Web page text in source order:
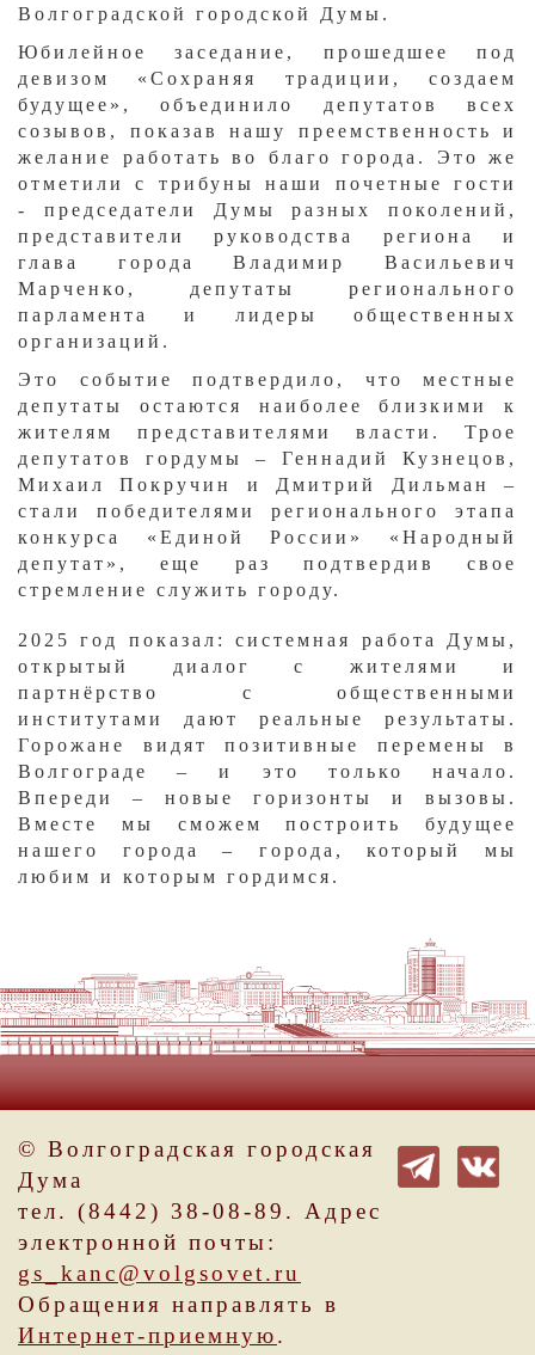
Волгоградской городской Думы.
Юбилейное заседание, прошедшее под
девизом «Сохраняя традиции, создаем
будущее», объединило депутатов всех
созывов, показав нашу преемственность и
желание работать во благо города. Это же
отметили с трибуны наши почетные гости
- председатели Думы разных поколений,
представители руководства региона и
глава города Владимир Васильевич
Марченко, депутаты регионального
парламента и лидеры общественных
организаций.
Это событие подтвердило, что местные
депутаты остаются наиболее близкими к
жителям представителями власти. Трое
депутатов гордумы – Геннадий Кузнецов,
Михаил Покручин и Дмитрий Дильман –
стали победителями регионального этапа
конкурса «Единой России» «Народный
депутат», еще раз подтвердив свое
стремление служить городу.
​2025 год показал: системная работа Думы,
открытый диалог с жителями и
партнёрство с общественными
институтами дают реальные результаты.
Горожане видят позитивные перемены в
Волгограде – и это только начало.
Впереди – новые горизонты и вызовы.
Вместе мы сможем построить будущее
нашего города – города, который мы
любим и которым гордимся.​
© Волгоградская городская
Дума
тел. (8442) 38-08-89. Адрес
электронной почты:
gs_kanc@volgsovet.ru
Обращения направлять в
Интернет-приемную.